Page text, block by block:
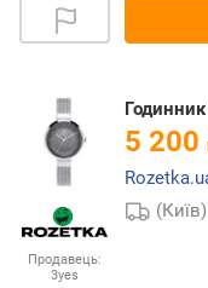
Продавець:
3yes
5 200
(Київ)